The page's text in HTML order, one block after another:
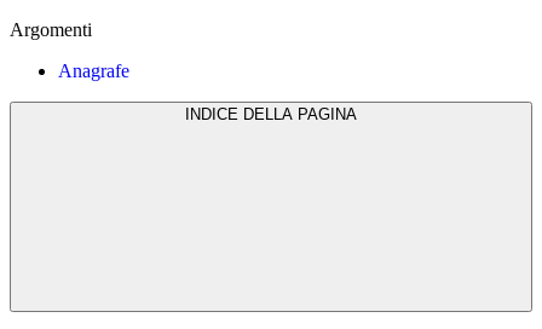
Argomenti
Anagrafe